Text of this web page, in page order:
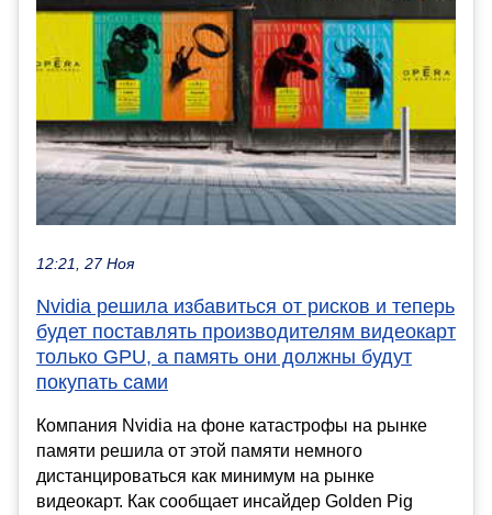
12:21, 27 Ноя
Nvidia решила избавиться от рисков и теперь
будет поставлять производителям видеокарт
только GPU, а память они должны будут
покупать сами
Компания Nvidia на фоне катастрофы на рынке
памяти решила от этой памяти немного
дистанцироваться как минимум на рынке
видеокарт. Как сообщает инсайдер Golden Pig